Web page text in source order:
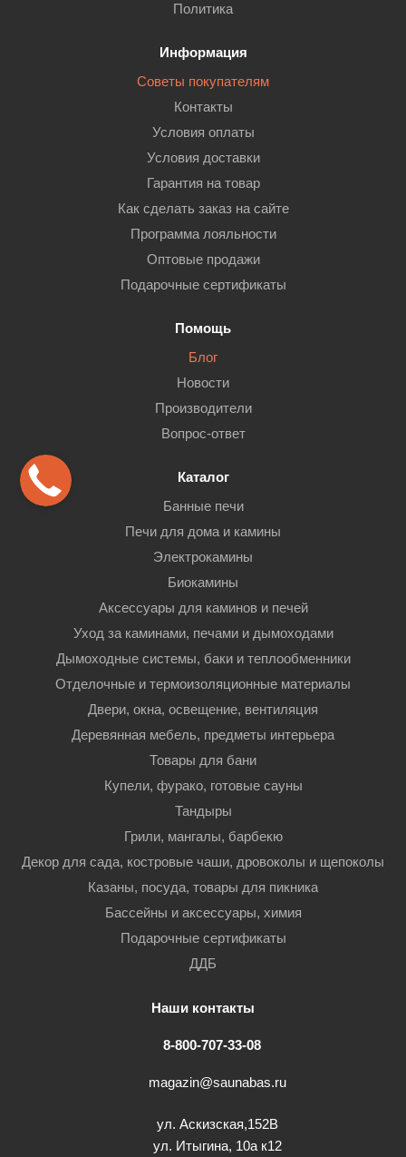
Политика
Информация
Советы покупателям
Контакты
Условия оплаты
Условия доставки
Гарантия на товар
Как сделать заказ на сайте
Программа лояльности
Оптовые продажи
Подарочные сертификаты
Помощь
Блог
Новости
Производители
Вопрос-ответ
Каталог
Банные печи
Печи для дома и камины
Электрокамины
Биокамины
Аксессуары для каминов и печей
Уход за каминами, печами и дымоходами
Дымоходные системы, баки и теплообменники
Отделочные и термоизоляционные материалы
Двери, окна, освещение, вентиляция
Деревянная мебель, предметы интерьера
Товары для бани
Купели, фурако, готовые сауны
Тандыры
Грили, мангалы, барбекю
Декор для сада, костровые чаши, дровоколы и щепоколы
Казаны, посуда, товары для пикника
Бассейны и аксессуары, химия
Подарочные сертификаты
ДДБ
Наши контакты
8-800-707-33-08
magazin@saunabas.ru
ул. Аскизская,152В
ул. Итыгина, 10а к12